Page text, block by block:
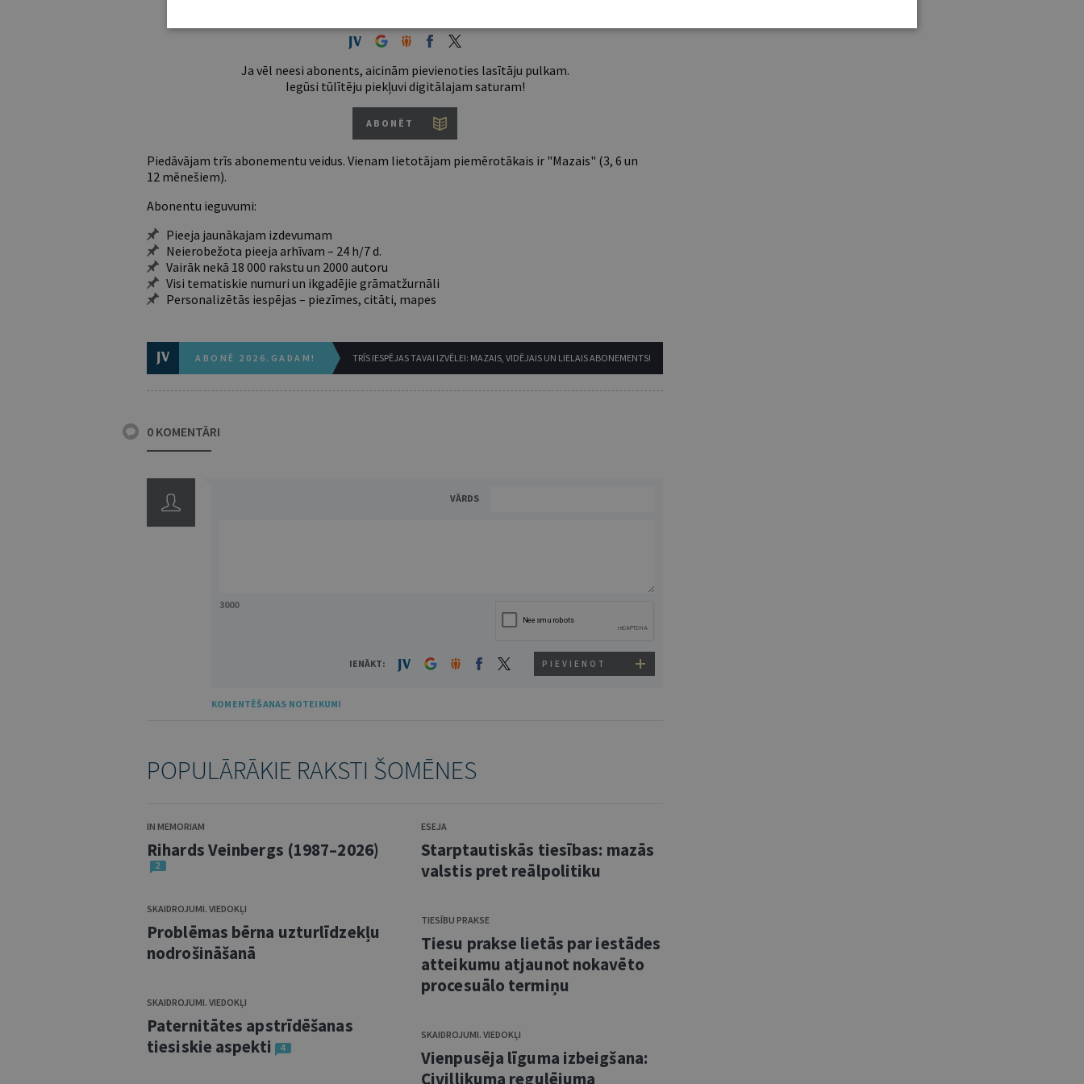
Ja vēl neesi abonents, aicinām pievienoties lasītāju pulkam.
Iegūsi tūlītēju piekļuvi digitālajam saturam!
ABONĒT
Piedāvājam trīs abonementu veidus. Vienam lietotājam piemērotākais ir "Mazais" (3, 6 un
12 mēnešiem).
Abonentu ieguvumi:
Pieeja jaunākajam izdevumam
Neierobežota pieeja arhīvam – 24 h/7 d.
Vairāk nekā 18 000 rakstu un 2000 autoru
Visi tematiskie numuri un ikgadējie grāmatžurnāli
Personalizētās iespējas – piezīmes, citāti, mapes
ABONĒ 2026.GADAM! TRĪS IESPĒJAS TAVAI IZVĒLEI: MAZAIS, VIDĒJAIS UN LIELAIS ABONEMENTS!
0 KOMENTĀRI
VĀRDS
3000
IENĀKT: PIEVIENOT
KOMENTĒŠANAS NOTEIKUMI
POPULĀRĀKIE RAKSTI ŠOMĒNES
IN MEMORIAM
Rihards Veinbergs (1987–2026)
2
SKAIDROJUMI. VIEDOKĻI
Problēmas bērna uzturlīdzekļu
nodrošināšanā
SKAIDROJUMI. VIEDOKĻI
Paternitātes apstrīdēšanas
tiesiskie aspekti
4
ESEJA
Starptautiskās tiesības: mazās
valstis pret reālpolitiku
TIESĪBU PRAKSE
Tiesu prakse lietās par iestādes
atteikumu atjaunot nokavēto
procesuālo termiņu
SKAIDROJUMI. VIEDOKĻI
Vienpusēja līguma izbeigšana:
Civillikuma regulējuma